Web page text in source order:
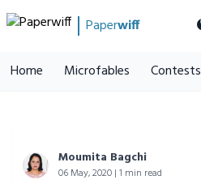
Paperwiff
Home Microfables Contests
Moumita Bagchi
06 May, 2020 | 1 min read